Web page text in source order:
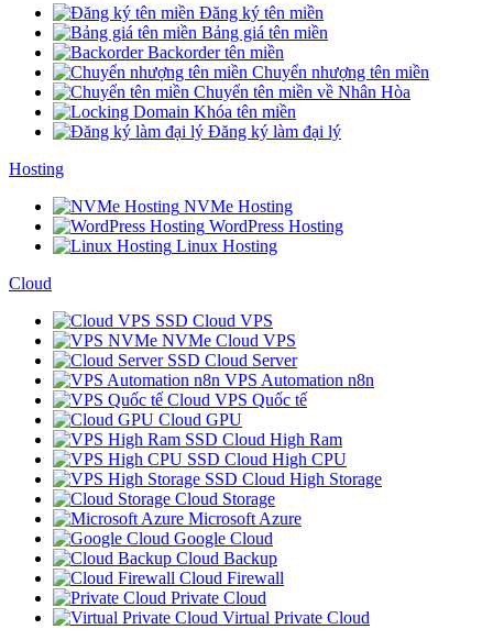
Đăng ký tên miền
Bảng giá tên miền
Backorder tên miền
Chuyển nhượng tên miền
Chuyển tên miền về Nhân Hòa
Khóa tên miền
Đăng ký làm đại lý
Hosting
NVMe Hosting
WordPress Hosting
Linux Hosting
Cloud
SSD Cloud VPS
NVMe Cloud VPS
SSD Cloud Server
VPS Automation n8n
Cloud VPS Quốc tế
Cloud GPU
SSD Cloud High Ram
SSD Cloud High CPU
SSD Cloud High Storage
Cloud Storage
Microsoft Azure
Google Cloud
Cloud Backup
Cloud Firewall
Private Cloud
Virtual Private Cloud